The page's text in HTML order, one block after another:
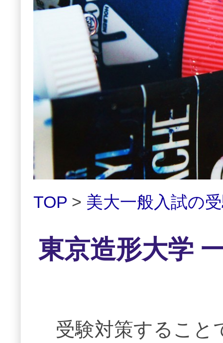
TOP > 美大一般入試の
東京造形大学
受験対策すること